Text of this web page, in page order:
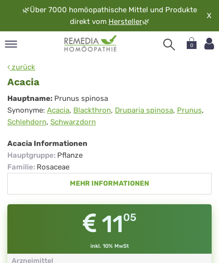
🌿Über 7000 homöopathische Mittel und Produkte
direkt vom Hersteller🌿
X
0
zurück
Acacia
Acacia
Hauptname: Prunus spinosa
Synonyme: Acacia, Blackthron, Druparia spinosa, Prunus,
Schlehdorn, Schwarzdorn
Acacia Informationen
Hauptgruppe: Pflanze
Familie: Rosaceae
MEHR INFORMATIONEN
1105
inkl. 10% MwSt
Arzneimittel